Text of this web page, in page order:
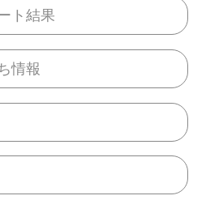
ト結果
情報